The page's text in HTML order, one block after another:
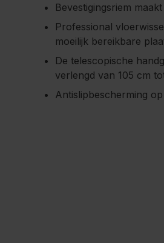
Bevestigingsriem
Professional
moeilijk bereikbare
De telescopische
verlengd van 105 cm
Antislipbescherming